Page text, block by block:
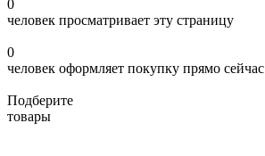
0
человек просматривает эту страницу
0
человек оформляет покупку прямо сейчас
Подберите
товары